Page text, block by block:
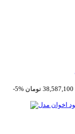
-5%
38,587,100 تومان